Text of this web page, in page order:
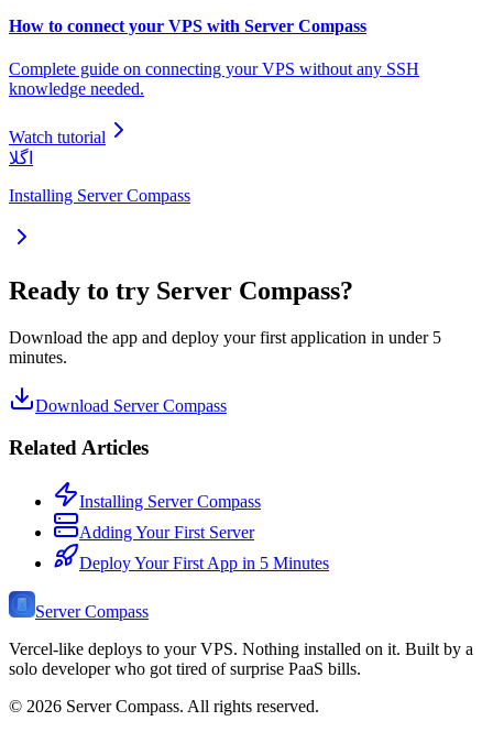
How to connect your VPS with Server Compass
Complete guide on connecting your VPS without any SSH
knowledge needed.
Watch tutorial
اگلا
Installing Server Compass
Ready to try Server Compass?
Download the app and deploy your first application in under 5
minutes.
Download Server Compass
Related Articles
Installing Server Compass
Adding Your First Server
Deploy Your First App in 5 Minutes
Server Compass
Vercel-like deploys to your VPS. Nothing installed on it. Built by a
solo developer who got tired of surprise PaaS bills.
© 2026 Server Compass. All rights reserved.